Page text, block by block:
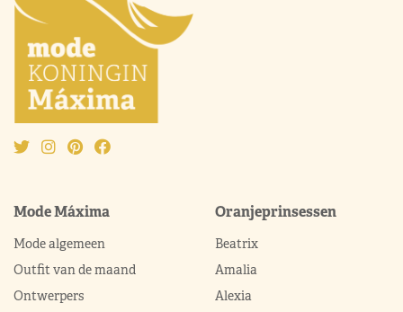
Mode Máxima
Mode algemeen
Outfit van de maand
Ontwerpers
Oranjeprinsessen
Beatrix
Amalia
Alexia